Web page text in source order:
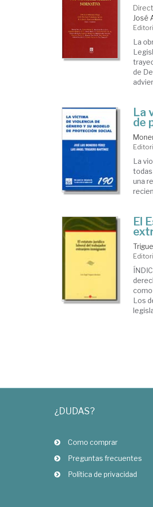
José
La
de
La
de
La
todas
una
El
Los
¿DUDAS?
Como comprar
Preguntas frecuentes
Política de privacidad